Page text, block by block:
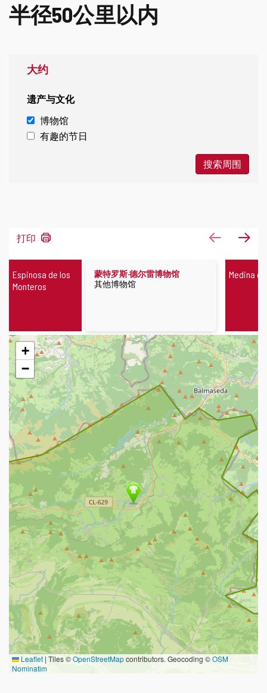
半径50公里以内
大约
遗产与文化
博物馆
有趣的节日
搜索周围
打印 上一页下
Espinosa de los
Monteros
蒙特罗斯·德尔雷博物馆
博
其他博物馆
Medina
跳
过
地
图
+
−
Leaflet | Tiles ©OpenStreetMapcontributors. Geocoding ©OSM
Nominatim